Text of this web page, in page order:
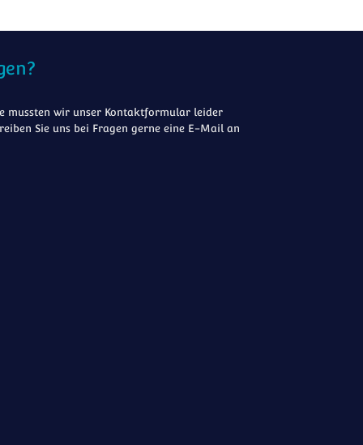
mussten wir unser Kontaktformular leider
Sie uns bei Fragen gerne eine E-Mail an